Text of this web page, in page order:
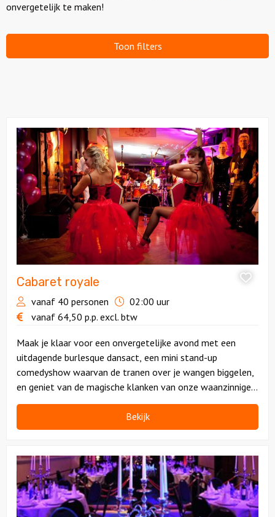
Over ons
onvergetelijk te maken!
Toon filters
Bekijk
Cabaret
royale
Cabaret royale
vanaf 40 personen
02:00 uur
vanaf 64,50 p.p. excl. btw
Maak je klaar voor een onvergetelijke avond met een
uitdagende burlesque dansact, een mini stand-up
comedyshow waarvan de tranen over je wangen biggelen,
en geniet van de magische klanken van onze waanzinnige
zangeres. En dat is niet de enige magie op de avond...
Bekijk
Out
the
Blue